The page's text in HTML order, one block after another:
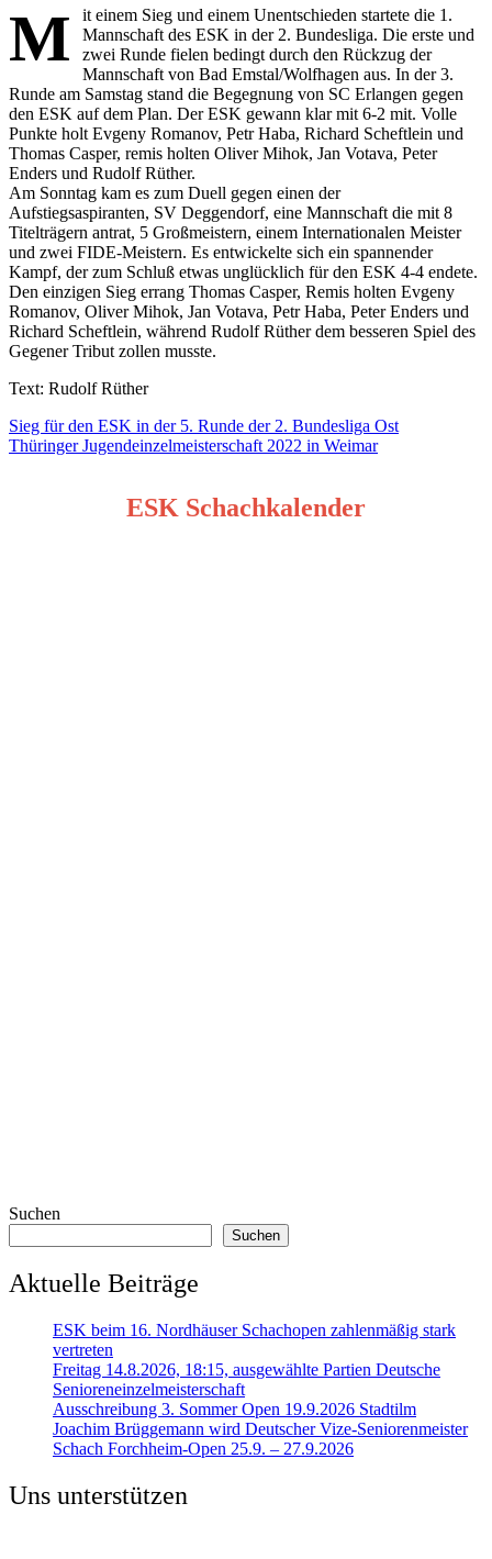
M
it einem Sieg und einem Unentschieden startete die 1.
Mannschaft des ESK in der 2. Bundesliga. Die erste und
zwei Runde fielen bedingt durch den Rückzug der
Mannschaft von Bad Emstal/Wolfhagen aus. In der 3.
Runde am Samstag stand die Begegnung von SC Erlangen gegen
den ESK auf dem Plan. Der ESK gewann klar mit 6-2 mit. Volle
Punkte holt Evgeny Romanov, Petr Haba, Richard Scheftlein und
Thomas Casper, remis holten Oliver Mihok, Jan Votava, Peter
Enders und Rudolf Rüther.
Am Sonntag kam es zum Duell gegen einen der
Aufstiegsaspiranten, SV Deggendorf, eine Mannschaft die mit 8
Titelträgern antrat, 5 Großmeistern, einem Internationalen Meister
und zwei FIDE-Meistern. Es entwickelte sich ein spannender
Kampf, der zum Schluß etwas unglücklich für den ESK 4-4 endete.
Den einzigen Sieg errang Thomas Casper, Remis holten Evgeny
Romanov, Oliver Mihok, Jan Votava, Petr Haba, Peter Enders und
Richard Scheftlein, während Rudolf Rüther dem besseren Spiel des
Gegener Tribut zollen musste.
Text: Rudolf Rüther
Beitragsnavigation
Sieg für den ESK in der 5. Runde der 2. Bundesliga Ost
Thüringer Jugendeinzelmeisterschaft 2022 in Weimar
ESK Schachkalender
Suchen
Suchen
Aktuelle Beiträge
ESK beim 16. Nordhäuser Schachopen zahlenmäßig stark
vertreten
Freitag 14.8.2026, 18:15, ausgewählte Partien Deutsche
Senioreneinzelmeisterschaft
Ausschreibung 3. Sommer Open 19.9.2026 Stadtilm
Joachim Brüggemann wird Deutscher Vize-Seniorenmeister
Schach Forchheim-Open 25.9. – 27.9.2026
Uns unterstützen